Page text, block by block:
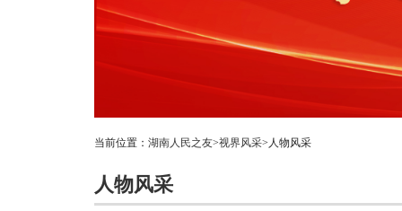
当前位置： 湖南人民之友>视界风采>人物风采
人物风采